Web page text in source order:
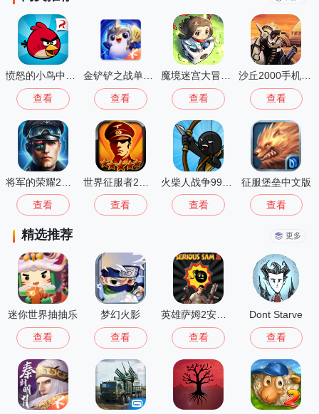
愤怒的小鸟中文版
查看
金铲铲之战单机版
查看
魔境迷宫大冒险离线版
查看
沙丘2000手机单机版
查看
查看 查看 查看
征服堡垒中文版
查看
精选推荐 更多
迷你世界抽抽乐
查看
梦幻火影
查看 查看
Dont Starve
查看